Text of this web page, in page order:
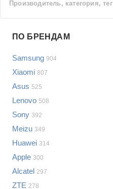
Производитель, категория, тег
Samsung
LG
Sony
Bosch
Asus
Lenovo
Indesit
JBL
Показать еще
Проблемы по категориям
Сотовые телефоны
Сотовые телефоны
ПО БРЕНДАМ
Samsung 904
Xiaomi 807
Asus 525
Lenovo 508
Sony 392
Meizu 349
Huawei 314
Apple 300
Alcatel 297
ZTE 278